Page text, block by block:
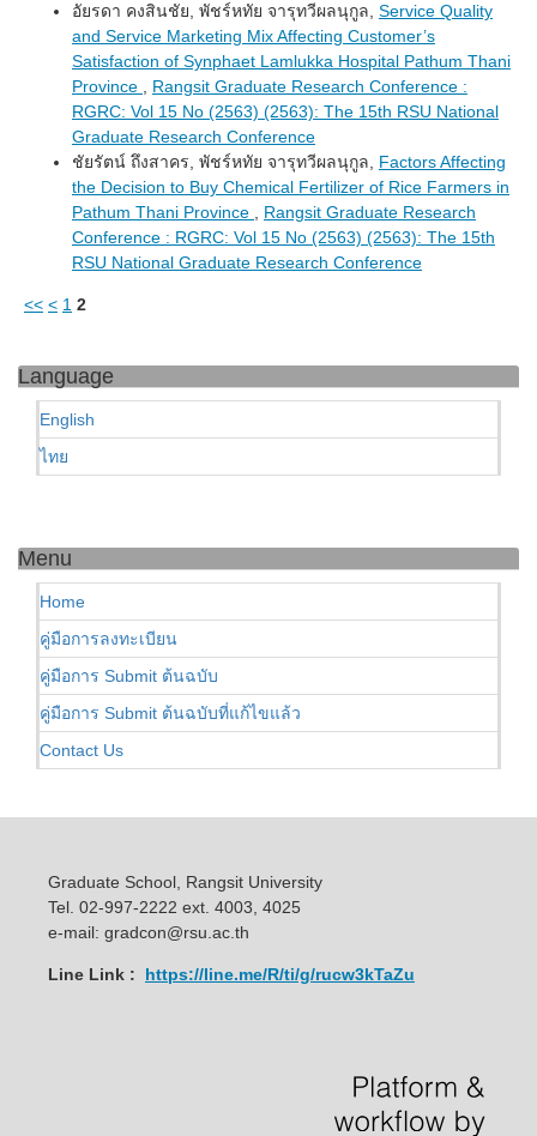
อัยรดา คงสินชัย, พัชร์หทัย จารุทวีผลนุกูล, Service Quality
and Service Marketing Mix Affecting Customer’s
Satisfaction of Synphaet Lamlukka Hospital Pathum Thani
Province
Rangsit Graduate Research Conference :
RGRC: Vol 15 No (2563) (2563): The 15th RSU National
Graduate Research Conference
ชัยรัตน์ ถึงสาคร, พัชร์หทัย จารุทวีผลนุกูล, Factors Affecting
the Decision to Buy Chemical Fertilizer of Rice Farmers in
Pathum Thani Province
Rangsit Graduate Research
Conference : RGRC: Vol 15 No (2563) (2563): The 15th
RSU National Graduate Research Conference
<< < 1 2
Language
English
ไทย
Menu
Home
คู่มือการลงทะเบียน
คู่มือการ Submit ต้นฉบับ
คู่มือการ Submit ต้นฉบับที่แก้ไขแล้ว
Contact Us
Graduate School, Rangsit University
Tel. 02-997-2222 ext. 4003, 4025
e-mail: gradcon@rsu.ac.th
Line Link : https://line.me/R/ti/g/rucw3kTaZu